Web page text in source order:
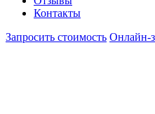
Контакты
Запросить стоимость Онлайн-